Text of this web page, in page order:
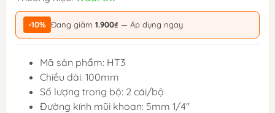
-10% Đang giảm 1.900₫ — Áp dụng ngay
Mã sản phẩm: HT3
Chiều dài: 100mm
Số lượng trong bộ: 2 cái/bộ
Đường kính mũi khoan: 5mm 1/4"